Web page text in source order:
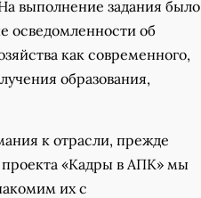
выполнение задания было
осведомленности об
как современного,
образования,
к отрасли, прежде
проекта «Кадры в АПК» мы
их с